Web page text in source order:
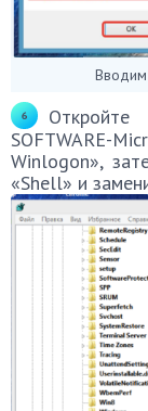
Откройте
SOFTWARE-
Winlogon»,
«Shell» и